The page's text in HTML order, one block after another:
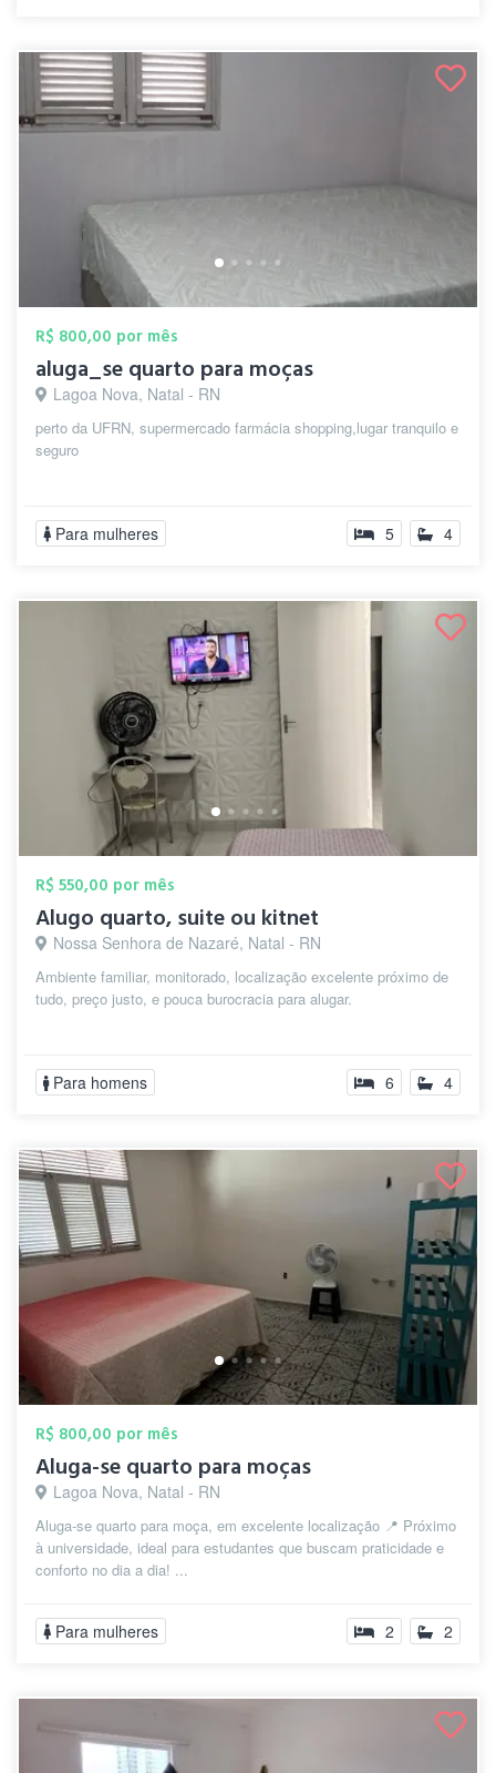
R$ 800,00 por mês
aluga_se quarto para moças
Lagoa Nova, Natal - RN
perto da UFRN, supermercado farmácia shopping,lugar tranquilo e
seguro
Para mulheres 5 4
R$ 550,00 por mês
Alugo quarto, suite ou kitnet
Nossa Senhora de Nazaré, Natal - RN
Ambiente familiar, monitorado, localização excelente próximo de
tudo, preço justo, e pouca burocracia para alugar.
Para homens 6 4
R$ 800,00 por mês
Aluga-se quarto para moças
Lagoa Nova, Natal - RN
Aluga-se quarto para moça, em excelente localização 📍 Próximo
à universidade, ideal para estudantes que buscam praticidade e
conforto no dia a dia! ...
Para mulheres 2 2